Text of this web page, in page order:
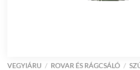
VEGYIÁRU / ROVAR ÉS RÁGCSÁLÓ /